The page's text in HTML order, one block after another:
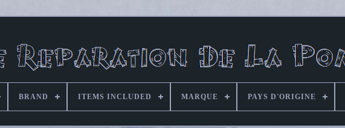
BRAND ITEMS INCLUDED MARQUE PAYS D'ORIGINE